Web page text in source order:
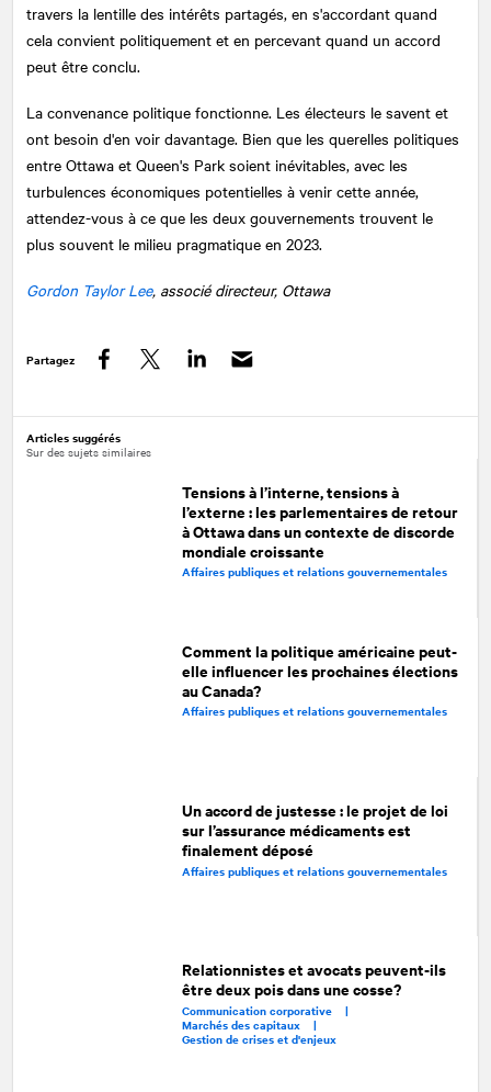
travers la lentille des intérêts partagés, en s'accordant quand
cela convient politiquement et en percevant quand un accord
peut être conclu.
La convenance politique fonctionne. Les électeurs le savent et
ont besoin d'en voir davantage. Bien que les querelles politiques
entre Ottawa et Queen's Park soient inévitables, avec les
turbulences économiques potentielles à venir cette année,
attendez-vous à ce que les deux gouvernements trouvent le
plus souvent le milieu pragmatique en 2023.
Gordon Taylor Lee, associé directeur, Ottawa
Partagez
Articles suggérés
Sur des sujets similaires
Tensions à l’interne, tensions à
l’externe : les parlementaires de retour
à Ottawa dans un contexte de discorde
mondiale croissante
Affaires publiques et relations gouvernementales
Comment la politique américaine peut-
elle influencer les prochaines élections
au Canada?
Affaires publiques et relations gouvernementales
Un accord de justesse : le projet de loi
sur l’assurance médicaments est
finalement déposé
Affaires publiques et relations gouvernementales
Relationnistes et avocats peuvent-ils
être deux pois dans une cosse?
Communication corporative |
Marchés des capitaux |
Gestion de crises et d'enjeux